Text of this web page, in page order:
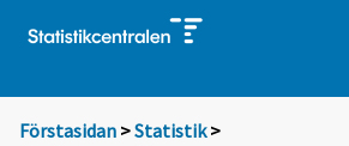
Förstasidan >Statistik >